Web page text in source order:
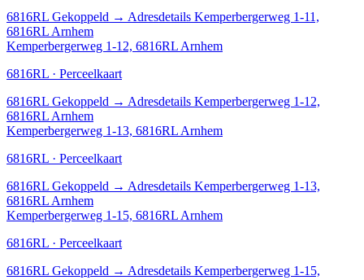
6816RL Gekoppeld → Adresdetails Kemperbergerweg 1-11,
6816RL Arnhem
Kemperbergerweg 1-12, 6816RL Arnhem
6816RL · Perceelkaart
6816RL Gekoppeld → Adresdetails Kemperbergerweg 1-12,
6816RL Arnhem
Kemperbergerweg 1-13, 6816RL Arnhem
6816RL · Perceelkaart
6816RL Gekoppeld → Adresdetails Kemperbergerweg 1-13,
6816RL Arnhem
Kemperbergerweg 1-15, 6816RL Arnhem
6816RL · Perceelkaart
6816RL Gekoppeld → Adresdetails Kemperbergerweg 1-15,